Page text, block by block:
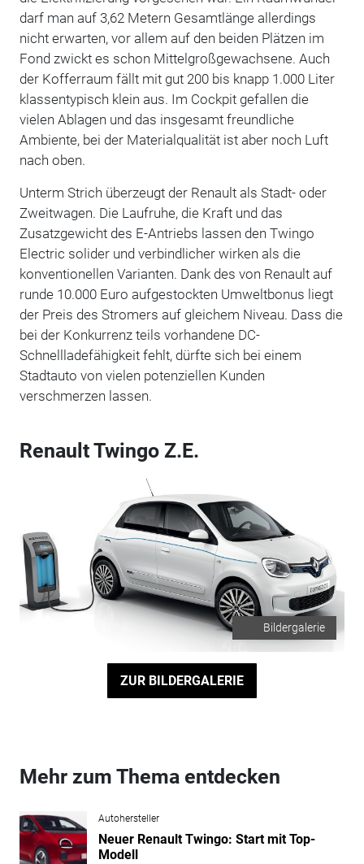
darf man auf 3,62 Metern Gesamtlänge allerdings
nicht erwarten, vor allem auf den beiden Plätzen im
Fond zwickt es schon Mittelgroßgewachsene. Auch
der Kofferraum fällt mit gut 200 bis knapp 1.000 Liter
klassentypisch klein aus. Im Cockpit gefallen die
vielen Ablagen und das insgesamt freundliche
Ambiente, bei der Materialqualität ist aber noch Luft
nach oben.
Unterm Strich überzeugt der Renault als Stadt- oder
Zweitwagen. Die Laufruhe, die Kraft und das
Zusatzgewicht des E-Antriebs lassen den Twingo
Electric solider und verbindlicher wirken als die
konventionellen Varianten. Dank des von Renault auf
runde 10.000 Euro aufgestockten Umweltbonus liegt
der Preis des Stromers auf gleichem Niveau. Dass die
bei der Konkurrenz teils vorhandene DC-
Schnellladefähigkeit fehlt, dürfte sich bei einem
Stadtauto von vielen potenziellen Kunden
verschmerzen lassen.
Renault Twingo Z.E.
Bildergalerie
ZUR BILDERGALERIE
Mehr zum Thema entdecken
Autohersteller
Neuer Renault Twingo: Start mit Top-
Modell